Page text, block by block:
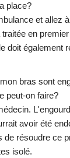
place?
et allez
en
doit également
bras sont
peut-on faire?
avoir été
de résoudre ce
isolé.